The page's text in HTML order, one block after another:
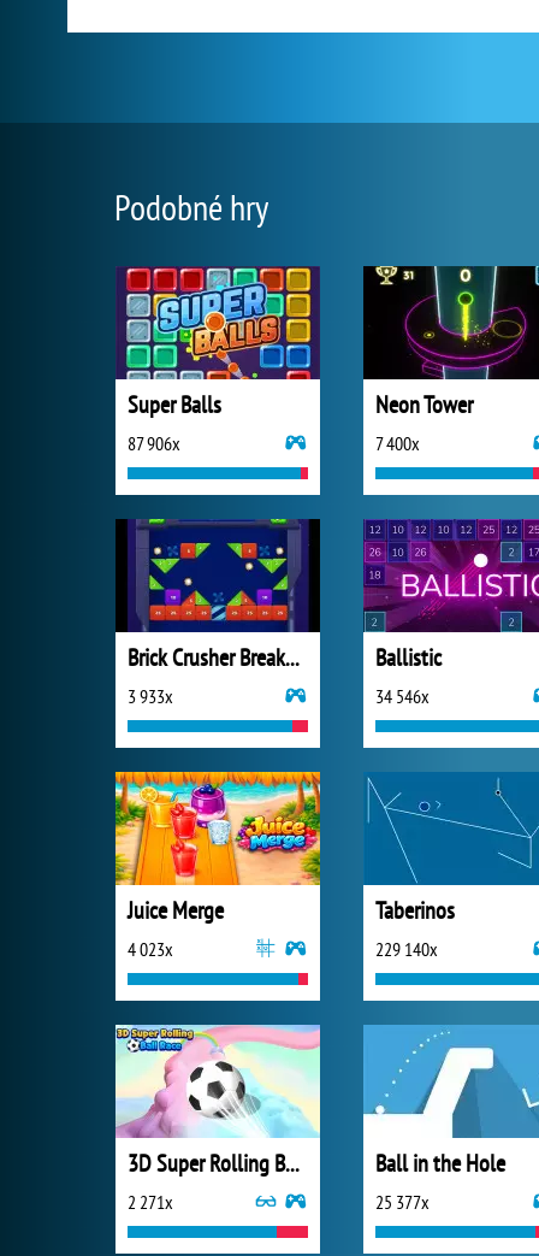
Podobné hry
Super Balls
87 906x
Neon Tower
7 400x
Brick Crusher Breaker Ball
3 933x
Ballistic
34 546x
Juice Merge
4 023x
Taberinos
229 140x
3D Super Rolling Ball Race
2 271x
Ball in the Hole
25 377x